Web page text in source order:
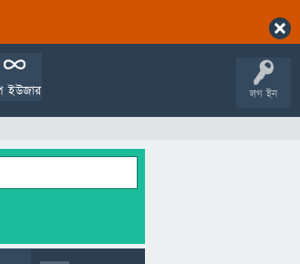
লগ ইন
ইউজার